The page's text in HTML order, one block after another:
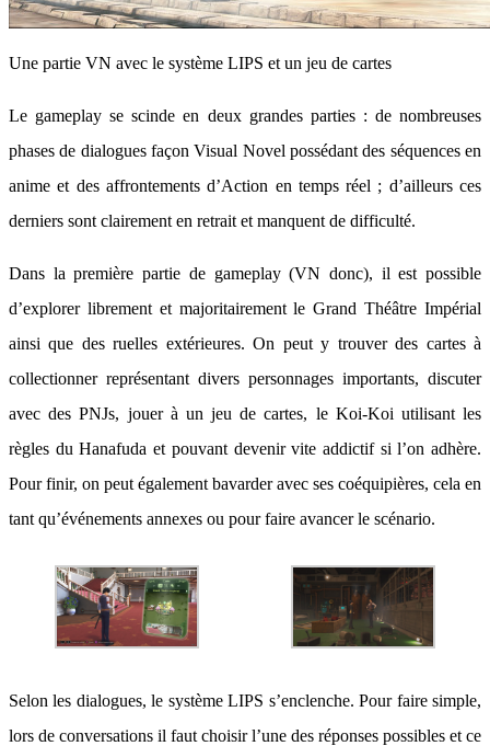
Une partie VN avec le système LIPS et un jeu de cartes
Le gameplay se scinde en deux grandes parties : de nombreuses
phases de dialogues façon Visual Novel possédant des séquences en
anime et des affrontements d’Action en temps réel ; d’ailleurs ces
derniers sont clairement en retrait et manquent de difficulté.
Dans la première partie de gameplay (VN donc), il est possible
d’explorer librement et majoritairement le Grand Théâtre Impérial
ainsi que des ruelles extérieures. On peut y trouver des cartes à
collectionner représentant divers personnages importants, discuter
avec des PNJs, jouer à un jeu de cartes, le Koi-Koi utilisant les
règles du Hanafuda et pouvant devenir vite addictif si l’on adhère.
Pour finir, on peut également bavarder avec ses coéquipières, cela en
tant qu’événements annexes ou pour faire avancer le scénario.
Selon les dialogues, le système LIPS s’enclenche. Pour faire simple,
lors de conversations il faut choisir l’une des réponses possibles et ce